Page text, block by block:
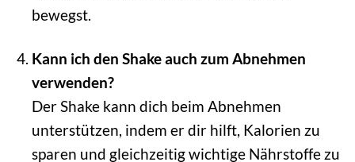
bewegst.
Kann ich den Shake auch zum Abnehmen
verwenden?
Der Shake kann dich beim Abnehmen
unterstützen, indem er dir hilft, Kalorien zu
sparen und gleichzeitig wichtige Nährstoffe zu